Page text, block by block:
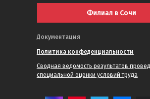
Политика конфеденциальности
Документация
Сводная ведомость результатов
специальной оценки условий труда
Филиал в Сочи